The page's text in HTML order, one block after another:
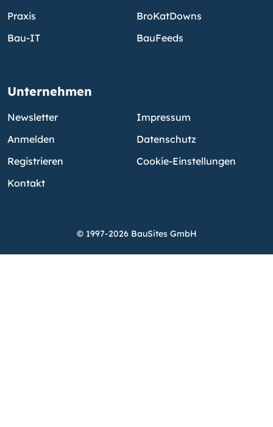
Praxis
Bau-IT
BroKatDowns
BauFeeds
Unternehmen
Newsletter
Anmelden
Registrieren
Kontakt
Impressum
Datenschutz
Cookie-Einstellungen
© 1997-2026 BauSites GmbH